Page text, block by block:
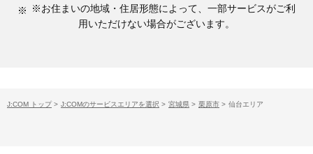
※お住まいの地域・住居形態によって、一部サービスがご利
用いただけない場合がございます。
J:COM トップ > J:COMのサービスエリアを選択 > 宮城県 > 栗原市 > 仙台エリア